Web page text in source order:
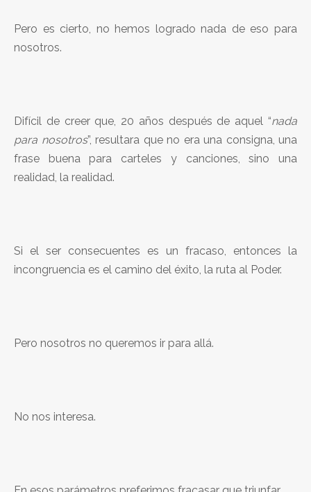
Pero es cierto, no hemos logrado nada de eso para
nosotros.
Difícil de creer que, 20 años después de aquel “nada
para nosotros”, resultara que no era una consigna, una
frase buena para carteles y canciones, sino una
realidad, la realidad.
Si el ser consecuentes es un fracaso, entonces la
incongruencia es el camino del éxito, la ruta al Poder.
Pero nosotros no queremos ir para allá.
No nos interesa.